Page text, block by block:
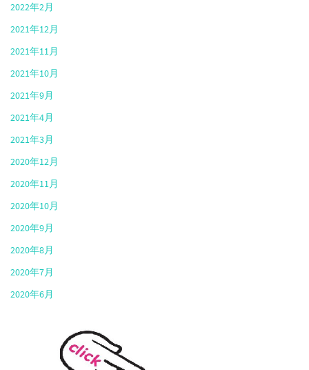
2022年2月
2021年12月
2021年11月
2021年10月
2021年9月
2021年4月
2021年3月
2020年12月
2020年11月
2020年10月
2020年9月
2020年8月
2020年7月
2020年6月